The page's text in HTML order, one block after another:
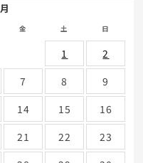
金 土 日
1
2
7 8
9
14 15
16
21 22
23